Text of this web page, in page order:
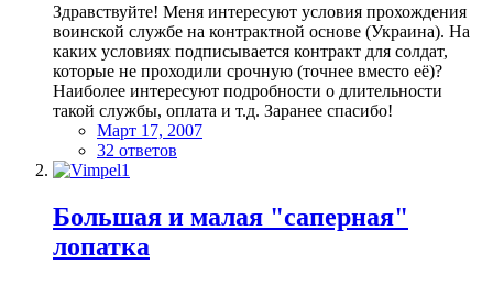
Здравствуйте! Меня интересуют условия прохождения
воинской службе на контрактной основе (Украина). На
каких условиях подписывается контракт для солдат,
которые не проходили срочную (точнее вместо её)?
Наиболее интересуют подробности о длительности
такой службы, оплата и т.д. Заранее спасибо!
Март 17, 2007
32 ответов
Большая и малая "саперная"
лопатка